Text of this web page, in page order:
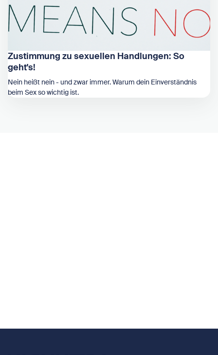
Zustimmung zu sexuellen Handlungen: So
geht's!
Nein heißt nein - und zwar immer. Warum dein Einverständnis
beim Sex so wichtig ist.